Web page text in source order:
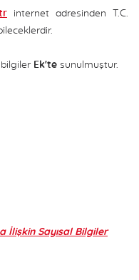
internet adresinden T.C.
bilgiler Ek'te sunulmuştur.
İlişkin Sayısal Bilgiler